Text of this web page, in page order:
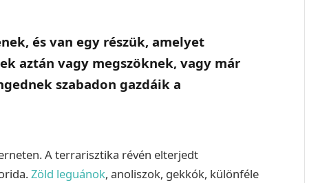
és van egy részük, amelyet
aztán vagy megszöknek, vagy már
szabadon gazdáik a
A terrarisztika révén elterjedt
Zöld leguánok, anoliszok, gekkók, különféle